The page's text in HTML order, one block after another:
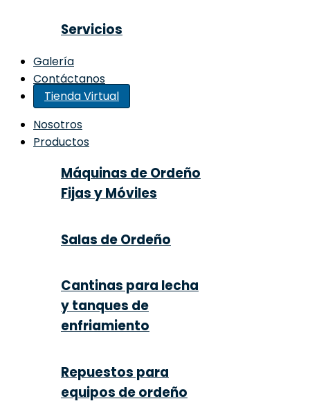
Servicios
Galería
Contáctanos
Tienda Virtual
Nosotros
Productos
Máquinas de Ordeño
Fijas y Móviles
Salas de Ordeño
Cantinas para lecha
y tanques de
enfriamiento
Repuestos para
equipos de ordeño